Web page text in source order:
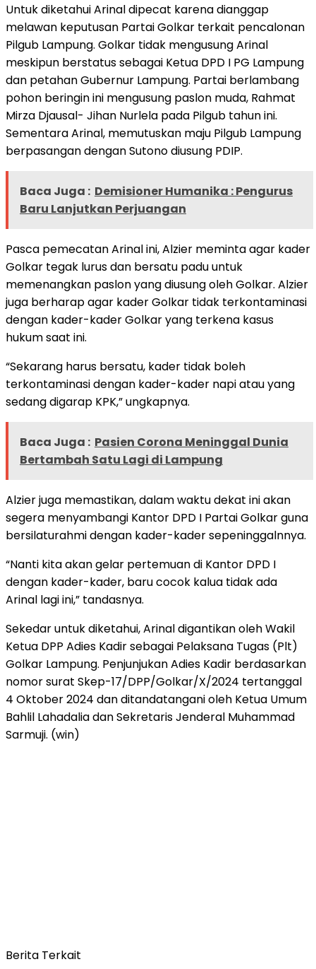
Untuk diketahui Arinal dipecat karena dianggap
melawan keputusan Partai Golkar terkait pencalonan
Pilgub Lampung. Golkar tidak mengusung Arinal
meskipun berstatus sebagai Ketua DPD I PG Lampung
dan petahan Gubernur Lampung. Partai berlambang
pohon beringin ini mengusung paslon muda, Rahmat
Mirza Djausal- Jihan Nurlela pada Pilgub tahun ini.
Sementara Arinal, memutuskan maju Pilgub Lampung
berpasangan dengan Sutono diusung PDIP.
Baca Juga : Demisioner Humanika : Pengurus
Baru Lanjutkan Perjuangan
Pasca pemecatan Arinal ini, Alzier meminta agar kader
Golkar tegak lurus dan bersatu padu untuk
memenangkan paslon yang diusung oleh Golkar. Alzier
juga berharap agar kader Golkar tidak terkontaminasi
dengan kader-kader Golkar yang terkena kasus
hukum saat ini.
“Sekarang harus bersatu, kader tidak boleh
terkontaminasi dengan kader-kader napi atau yang
sedang digarap KPK,” ungkapnya.
Baca Juga : Pasien Corona Meninggal Dunia
Bertambah Satu Lagi di Lampung
Alzier juga memastikan, dalam waktu dekat ini akan
segera menyambangi Kantor DPD I Partai Golkar guna
bersilaturahmi dengan kader-kader sepeninggalnnya.
“Nanti kita akan gelar pertemuan di Kantor DPD I
dengan kader-kader, baru cocok kalua tidak ada
Arinal lagi ini,” tandasnya.
Sekedar untuk diketahui, Arinal digantikan oleh Wakil
Ketua DPP Adies Kadir sebagai Pelaksana Tugas (Plt)
Golkar Lampung. Penjunjukan Adies Kadir berdasarkan
nomor surat Skep-17/DPP/Golkar/X/2024 tertanggal
4 Oktober 2024 dan ditandatangani oleh Ketua Umum
Bahlil Lahadalia dan Sekretaris Jenderal Muhammad
Sarmuji. (win)
Berita Terkait